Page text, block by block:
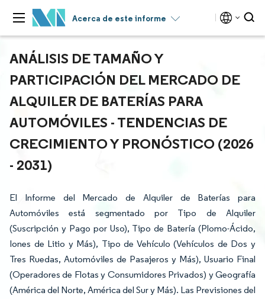
Acerca de este informe
ANÁLISIS DE TAMAÑO Y
PARTICIPACIÓN DEL MERCADO DE
ALQUILER DE BATERÍAS PARA
AUTOMÓVILES - TENDENCIAS DE
CRECIMIENTO Y PRONÓSTICO (2026
- 2031)
El Informe del Mercado de Alquiler de Baterías para
Automóviles está segmentado por Tipo de Alquiler
(Suscripción y Pago por Uso), Tipo de Batería (Plomo-Ácido,
Iones de Litio y Más), Tipo de Vehículo (Vehículos de Dos y
Tres Ruedas, Automóviles de Pasajeros y Más), Usuario Final
(Operadores de Flotas y Consumidores Privados) y Geografía
(América del Norte, América del Sur y Más). Las Previsiones del